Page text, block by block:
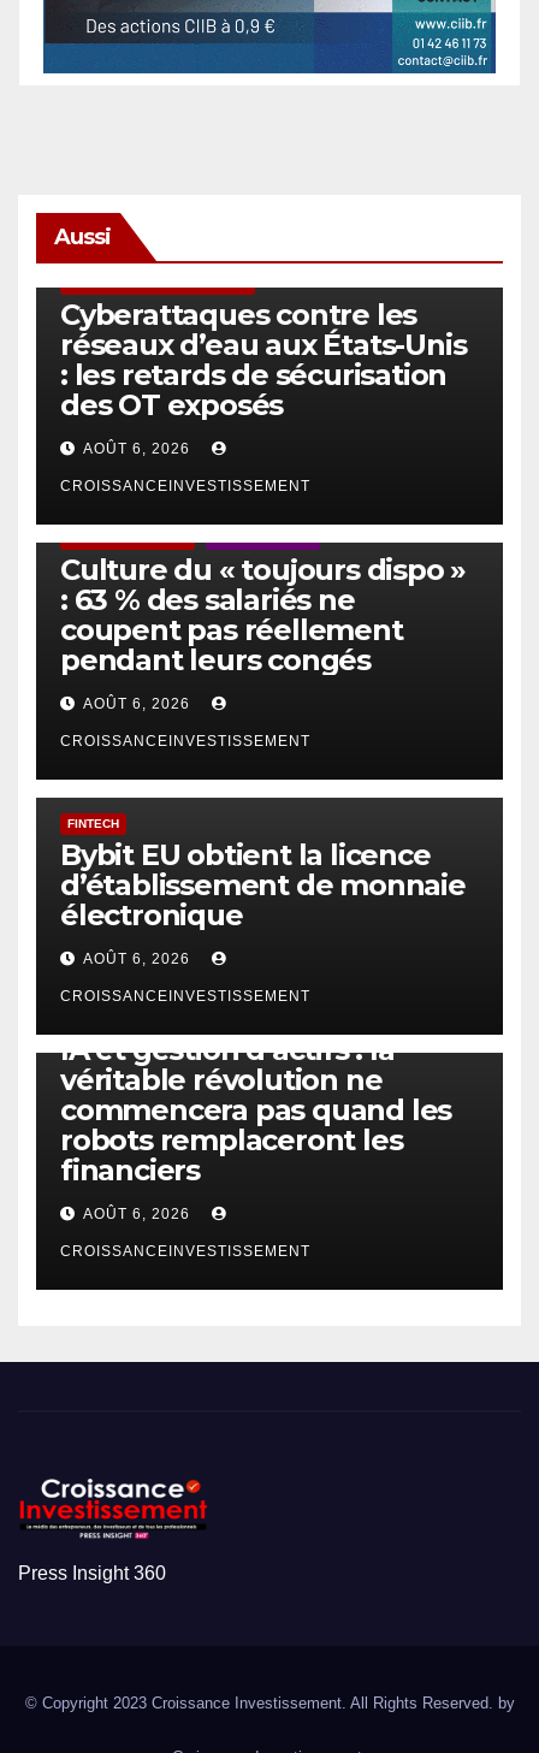
Aussi
Cyberattaques contre les
réseaux d’eau aux États-Unis
: les retards de sécurisation
des OT exposés
AOÛT 6, 2026
CROISSANCEINVESTISSEMENT
Culture du « toujours dispo »
: 63 % des salariés ne
coupent pas réellement
pendant leurs congés
AOÛT 6, 2026
CROISSANCEINVESTISSEMENT
FINTECH
Bybit EU obtient la licence
d’établissement de monnaie
électronique
AOÛT 6, 2026
CROISSANCEINVESTISSEMENT
IA et gestion d’actifs : la
véritable révolution ne
commencera pas quand les
robots remplaceront les
financiers
AOÛT 6, 2026
CROISSANCEINVESTISSEMENT
Press Insight 360
© Copyright 2023 Croissance Investissement. All Rights Reserved. by